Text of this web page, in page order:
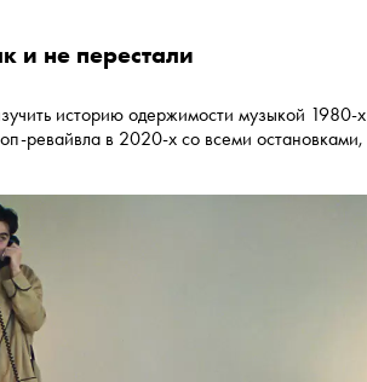
и не перестали
историю одержимости музыкой 1980-х
ревайвла в 2020-х со всеми остановками,